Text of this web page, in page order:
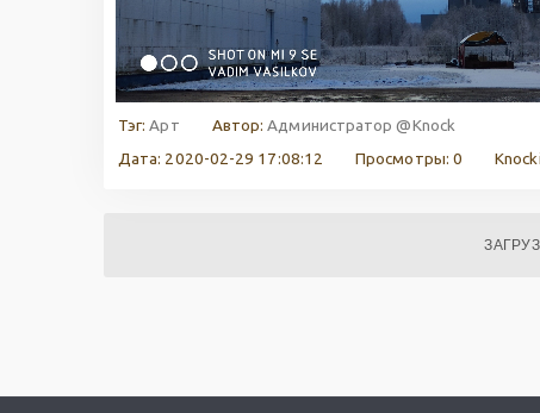
Тэг:Арт Автор:Администратор @Knock
Дата: 2020-02-29 17:08:12
Просмотры: 0